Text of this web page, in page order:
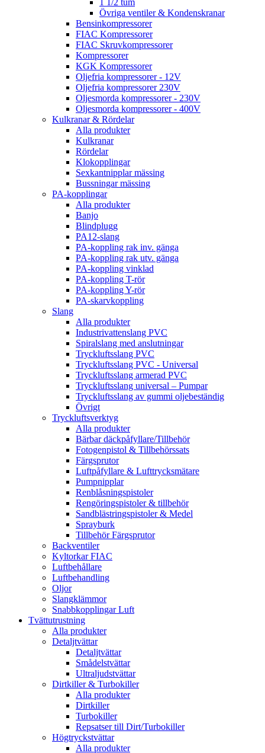
1 1/2 tum
Övriga ventiler & Kondenskranar
Bensinkompressorer
FIAC Kompressorer
FIAC Skruvkompressorer
Kompressorer
KGK Kompressorer
Oljefria kompressorer - 12V
Oljefria kompressorer 230V
Oljesmorda kompressorer - 230V
Oljesmorda kompressorer - 400V
Kulkranar & Rördelar
Alla produkter
Kulkranar
Rördelar
Klokopplingar
Sexkantnipplar mässing
Bussningar mässing
PA-kopplingar
Alla produkter
Banjo
Blindplugg
PA12-slang
PA-koppling rak inv. gänga
PA-koppling rak utv. gänga
PA-koppling vinklad
PA-koppling T-rör
PA-koppling Y-rör
PA-skarvkoppling
Slang
Alla produkter
Industrivattenslang PVC
Spiralslang med anslutningar
Tryckluftsslang PVC
Tryckluftsslang PVC - Universal
Tryckluftsslang armerad PVC
Tryckluftsslang universal – Pumpar
Tryckluftsslang av gummi oljebeständig
Övrigt
Tryckluftsverktyg
Alla produkter
Bärbar däckpåfyllare/Tillbehör
Fotogenpistol & Tillbehörssats
Färgsprutor
Luftpåfyllare & Lufttrycksmätare
Pumpnipplar
Renblåsningspistoler
Rengöringspistoler & tillbehör
Sandblästringspistoler & Medel
Sprayburk
Tillbehör Färgsprutor
Backventiler
Kyltorkar FIAC
Luftbehållare
Luftbehandling
Oljor
Slangklämmor
Snabbkopplingar Luft
Tvättutrustning
Alla produkter
Detaljtvättar
Detaljtvättar
Smådelstvättar
Ultraljudstvättar
Dirtkiller & Turbokiller
Alla produkter
Dirtkiller
Turbokiller
Repsatser till Dirt/Turbokiller
Högtryckstvättar
Alla produkter